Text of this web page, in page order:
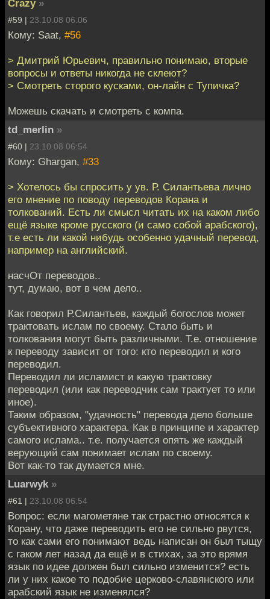
Crazy »
#59 | 23.10.08 06:06
Кому: Saat, #56
> Дмитрий Юрьевич, правильно понимаю, вторые
вопросы и ответы никогда не склеют?
> Смотреть сторого кусками, он-лайн с Тупичка?
Можешь скачать и смотреть с компа.
td_merlin »
#60 | 23.10.08 06:54
Кому: Ghargan, #33
> Хотелось бы спросить у ув. Р. Силантьева лично
его мнение по поводу переводов Корана и
толкований. Есть ли смысл читать их на каком либо
ещё языке кроме русского (и само собой арабского),
т.е есть ли какой нибудь особенно удачный перевод,
например на английский.
насчОт переводов..
тут, думаю, вот в чем дело..
Как говорил Р.Силантьев, каждый богослов может
трактовать ислам по своему. Стало быть и
толкования могут быть различными. Т.е. отношение
к переводу зависит от того: кто переводил и кого
переводил.
Переводил ли исламист и какую трактовку
переводил (или как переводчик сам трактует то или
иное).
Таким образом, "удачность" перевода дело больше
субъективного характера. Как в принципе и характер
самого ислама.. т.е. получается опять же каждый
верующий сам понимает ислам по своему.
Вот как-то так думается мне.
Luarwyk »
#61 | 23.10.08 06:54
Вопрос: если магометяне так страстно относятся к
Корану, что даже переводить его не сильно рвутся,
то как сами его понимают ведь написан он был тыщу
с гаком лет назад да ещё и в стихах, за это врямя
язык по идее должен был сильно изменится? есть
ли у них какое то подобие церково-славянского или
арабский язык не изменялся?